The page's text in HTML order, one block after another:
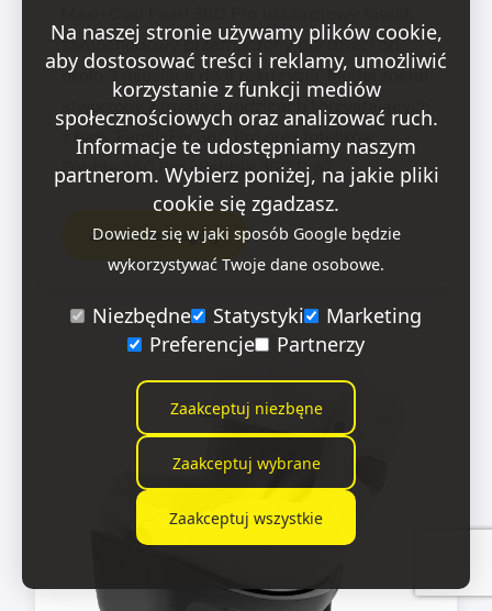
samochodowy przeznaczony dla dzieci od
około 3 miesiąca do 4 roku życia. Model został
stworzony z myślą o rodzicach korzystających
z bazy FamilyFix 360 Pro oraz fotelików
Pebble 360 Pro i Pebble 360 Pro2.
Zobacz szczegóły
Na naszej stronie używamy plików cookie,
aby dostosować treści i reklamy, umożliwić
korzystanie z funkcji mediów
społecznościowych oraz analizować ruch.
Informacje te udostępniamy naszym
partnerom. Wybierz poniżej, na jakie pliki
cookie się zgadzasz.
Dowiedz się w jaki sposób Google będzie
wykorzystywać Twoje dane osobowe.
Niezbędne Statystyki
Marketing
Preferencje
Partnerzy
Zaakceptuj niezbęne
Zaakceptuj wybrane
Zaakceptuj wszystkie